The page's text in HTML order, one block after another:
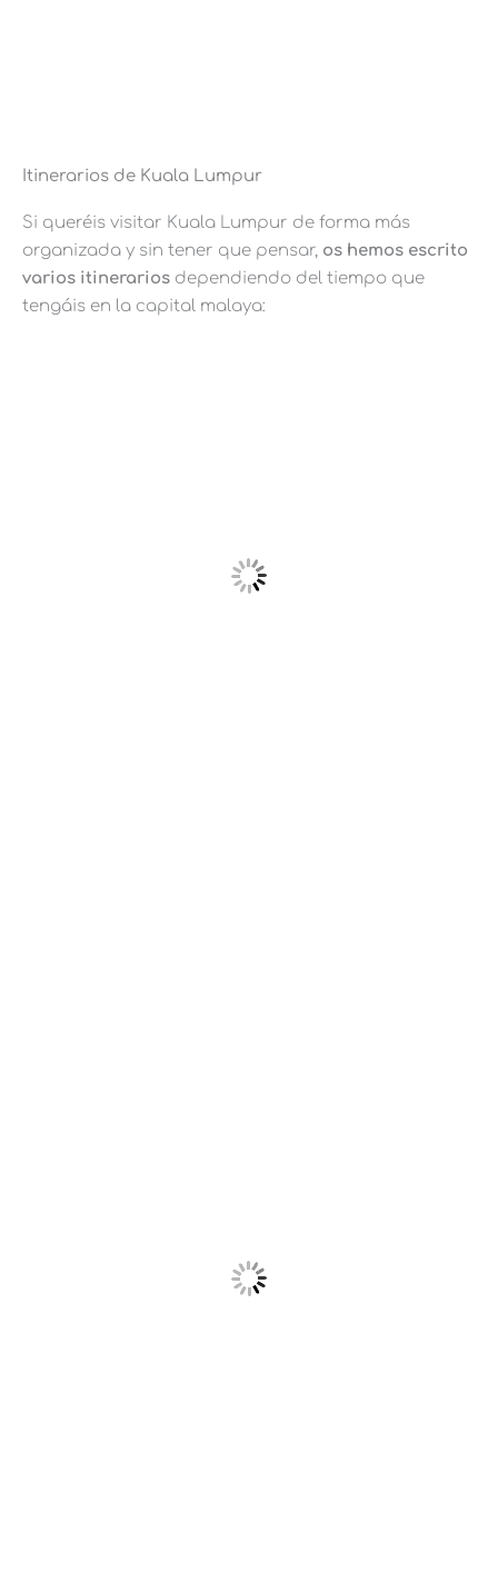
Itinerarios de Kuala Lumpur
Si queréis visitar Kuala Lumpur de forma más
organizada y sin tener que pensar, os hemos escrito
varios itinerarios dependiendo del tiempo que
tengáis en la capital malaya: